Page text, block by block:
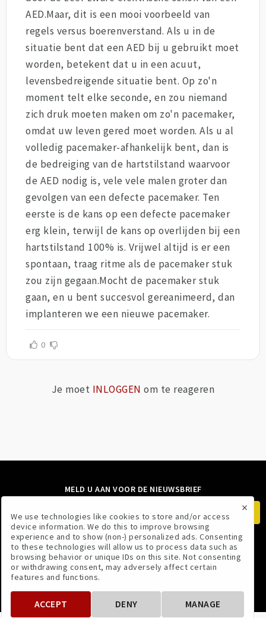
AED.Maar, dit is een mooi voorbeeld van
regels versus boerenverstand. Als u in de
situatie bent dat een AED bij u gebruikt moet
worden, betekent dat u in een acuut,
levensbedreigende situatie bent. Op zo'n
moment telt elke seconde, en zou niemand
zich druk moeten maken om zo'n pacemaker,
omdat uw leven gered moet worden. Als u al
volledig pacemaker-afhankelijk bent, dan is
de bedreiging van de hartstilstand waarvoor
de AED nodig is, vele vele malen groter dan
gevolgen van een defecte pacemaker. Ten
eerste is de kans op een defecte pacemaker
erg klein, terwijl de kans op overlijden bij een
hartstilstand 100% is. Vrijwel altijd is er een
spontaan, traag ritme als de pacemaker stuk
zou zijn gegaan.Mocht de pacemaker stuk
gaan, en u bent succesvol gereanimeerd, dan
implanteren we een nieuwe pacemaker.
0
Je moet INLOGGEN om te reageren
MELD U AAN VOOR DE NIEUWSBRIEF
VOLG ONS
×
We use technologies like cookies to store and/or access
device information. We do this to improve browsing
experience and to show (non-) personalized ads. Consenting
to these technologies will allow us to process data such as
browsing behavior or unique IDs on this site. Not consenting
or withdrawing consent, may adversely affect certain
features and functions.
ACCEPT DENY MANAGE